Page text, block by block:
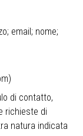
email; nome;
di contatto,
richieste di
natura indicata